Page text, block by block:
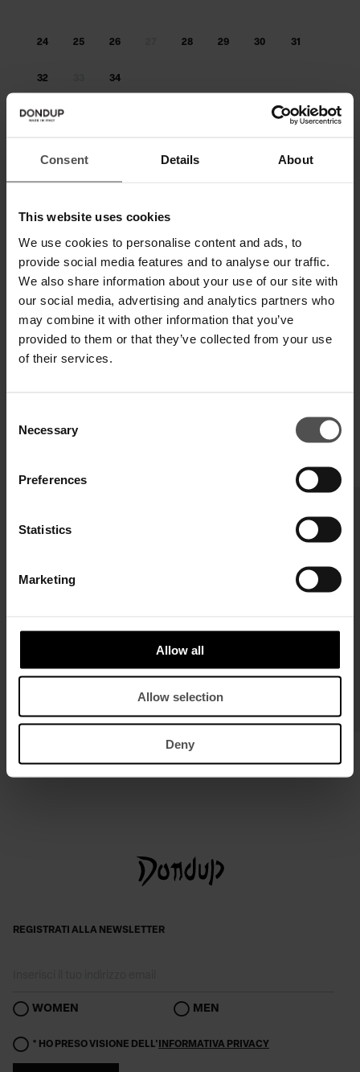
Consent Details About
This website uses cookies
We use cookies to personalise content and ads, to
provide social media features and to analyse our traffic.
We also share information about your use of our site with
our social media, advertising and analytics partners who
may combine it with other information that you’ve
provided to them or that they’ve collected from your use
of their services.
Selection
Necessary
Preferences
Statistics
Marketing
Allow all
Allow selection
Deny
24 25 26 28 29 30 31
32 34
Taglia non disponibile?
SPECIFICHE TECNICHE
DIGITAL PRODUCT PASSPORT
€ 169,00
€ 260,00
€ 85,00
€ 130,00
REGISTRATI ALLA NEWSLETTER
WOMEN MEN
* HO PRESO VISIONE DELL' INFORMATIVA PRIVACY